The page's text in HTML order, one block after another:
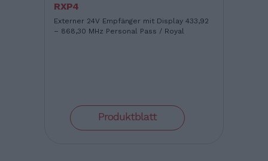
RXP4
Externer 24V Empfänger mit Display 433,92
– 868,30 MHz Personal Pass / Royal
Produktblatt